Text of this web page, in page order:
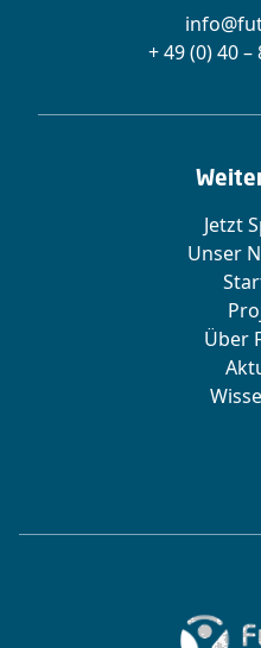
+ 49 (0) 40 –
Jetzt
Unser
Über
Zur